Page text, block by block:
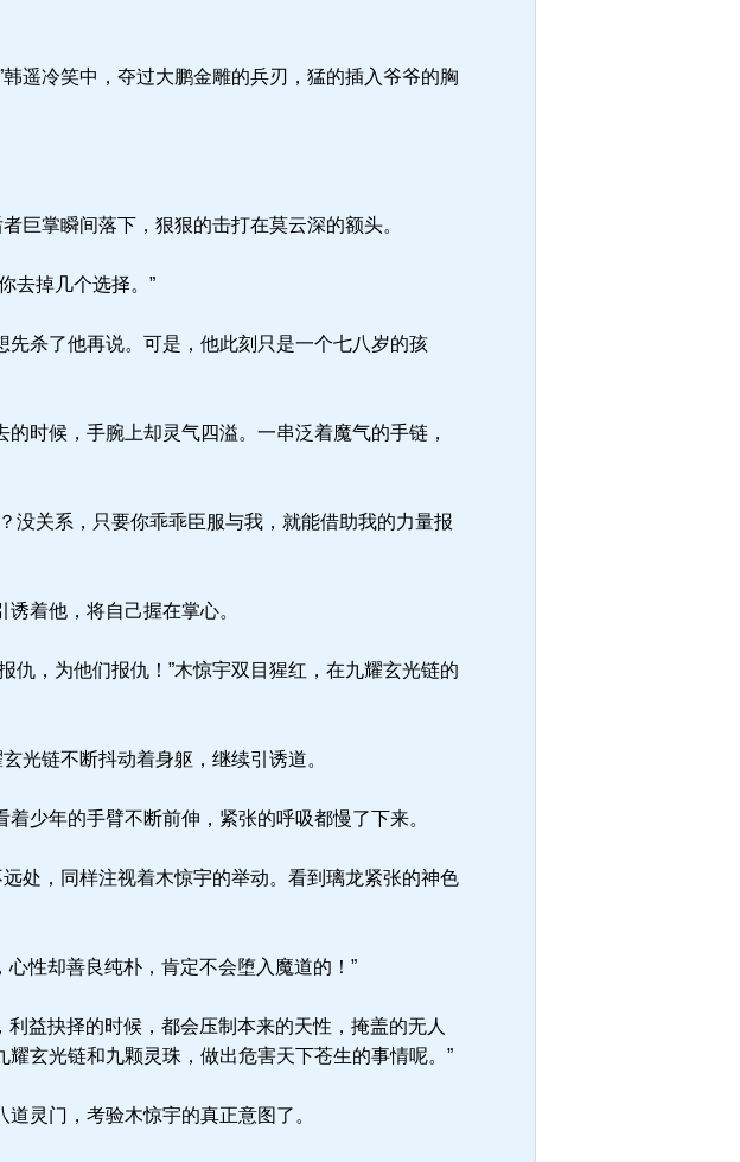
遥冷笑中，夺过大鹏金雕的兵刃，猛的插入爷爷的胸
巨掌瞬间落下，狠狠的击打在莫云深的额头。
去掉几个选择。”
杀了他再说。可是，他此刻只是一个七八岁的孩
时候，手腕上却灵气四溢。一串泛着魔气的手链，
没关系，只要你乖乖臣服与我，就能借助我的力量报
着他，将自己握在掌心。
，为他们报仇！”木惊宇双目猩红，在九耀玄光链的
光链不断抖动着身躯，继续引诱道。
少年的手臂不断前伸，紧张的呼吸都慢了下来。
处，同样注视着木惊宇的举动。看到璃龙紧张的神色
性却善良纯朴，肯定不会堕入魔道的！”
益抉择的时候，都会压制本来的天性，掩盖的无人
玄光链和九颗灵珠，做出危害天下苍生的事情呢。”
灵门，考验木惊宇的真正意图了。